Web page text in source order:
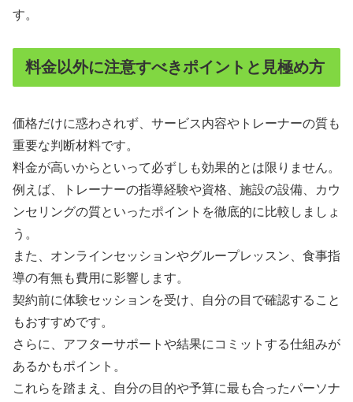
す。
料金以外に注意すべきポイントと見極め方
価格だけに惑わされず、サービス内容やトレーナーの質も
重要な判断材料です。
料金が高いからといって必ずしも効果的とは限りません。
例えば、トレーナーの指導経験や資格、施設の設備、カウ
ンセリングの質といったポイントを徹底的に比較しましょ
う。
また、オンラインセッションやグループレッスン、食事指
導の有無も費用に影響します。
契約前に体験セッションを受け、自分の目で確認すること
もおすすめです。
さらに、アフターサポートや結果にコミットする仕組みが
あるかもポイント。
これらを踏まえ、自分の目的や予算に最も合ったパーソナ